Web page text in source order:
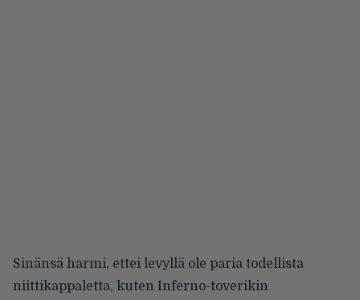
Sinänsä harmi, ettei levyllä ole paria todellista
niittikappaletta, kuten Inferno-toverikin